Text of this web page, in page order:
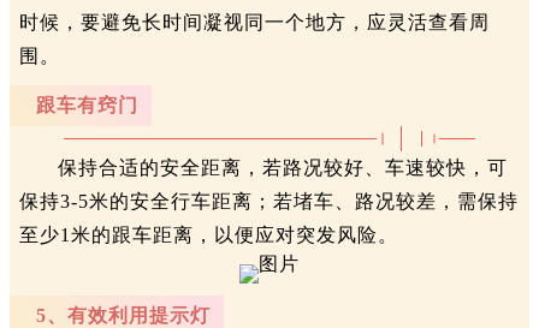
时候，要避免长时间凝视同一个地方，应灵活查看周
围。
跟车有窍门
保持合适的安全距离，若路况较好、车速较快，可
保持3-5米的安全行车距离；若堵车、路况较差，需保持
至少1米的跟车距离，以便应对突发风险。
5、有效利用提示灯